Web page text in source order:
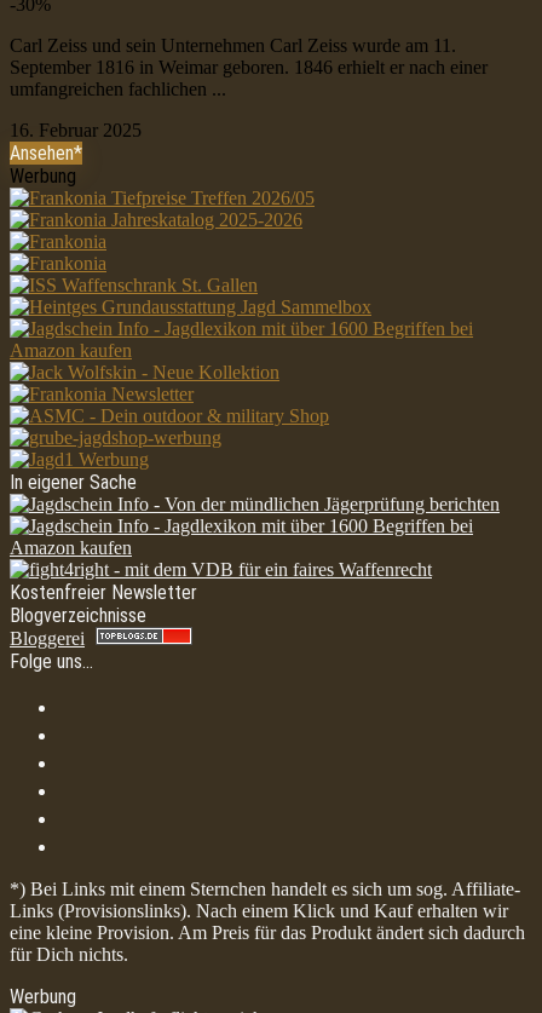
-30%
Carl Zeiss und sein Unternehmen Carl Zeiss wurde am 11.
September 1816 in Weimar geboren. 1846 erhielt er nach einer
umfangreichen fachlichen ...
16. Februar 2025
Ansehen*
Werbung
In eigener Sache
Kostenfreier Newsletter
Blogverzeichnisse
Bloggerei
Folge uns…
*) Bei Links mit einem Sternchen handelt es sich um sog. Affiliate-
Links (Provisionslinks). Nach einem Klick und Kauf erhalten wir
eine kleine Provision. Am Preis für das Produkt ändert sich dadurch
für Dich nichts.
Werbung